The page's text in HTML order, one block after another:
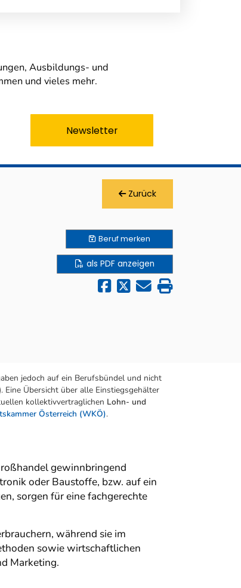
Ausbildungs- und
und vieles mehr.
Newsletter
Zurück
Berufmerken
als PDF anzeigen
jedoch auf ein Berufsbündel und nicht
Übersicht über alle Einstiegsgehälter
kollektivvertraglichen Lohn- und
Österreich (WKÖ).
gewinnbringend
oder Baustoffe, bzw. auf ein
sorgen für eine fachgerechte
während sie im
sowie wirtschaftlichen
Marketing.